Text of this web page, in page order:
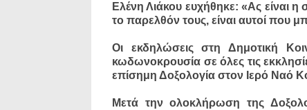
Ελένη Λιάκου ευχήθηκε: «Ας είναι
το παρελθόν τους, είναι αυτοί που
Οι εκδηλώσεις στη Δημοτική
κωδωνοκρουσία σε όλες τις
επίσημη Δοξολογία στον Ιερό Ναό
Μετά την ολοκλήρωση της